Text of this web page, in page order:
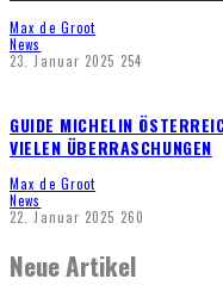
Max de Groot
News
23. Januar 2025 254
GUIDE MICHELIN
VIELEN ÜBERRASCHUNGEN
Max de Groot
News
22. Januar 2025 260
Neue Artikel